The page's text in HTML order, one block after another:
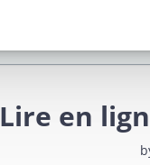
Lire en